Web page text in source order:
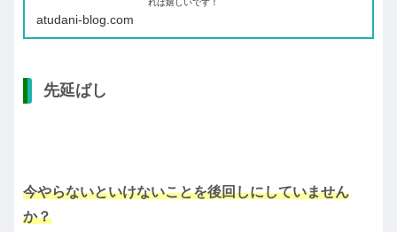
れば嬉しいです！
atudani-blog.com
先延ばし
今やらないといけないことを後回しにしていません
か？